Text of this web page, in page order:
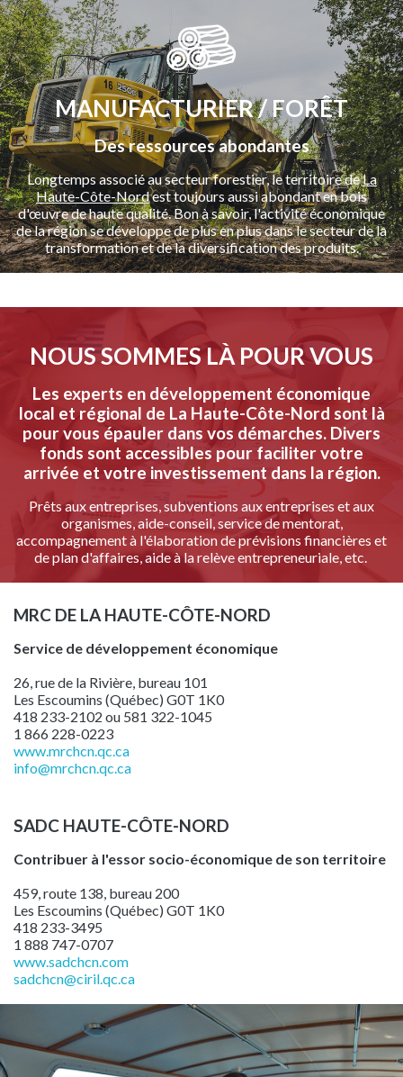
MANUFACTURIER / FORÊT
Des ressources abondantes
Longtemps associé au secteur forestier, le territoire deLa
Haute-Côte-Nordest toujours aussi abondant en bois
d'œuvre de haute qualité. Bon à savoir, l'activité économique
de la région se développe de plus en plus dans le secteur de la
transformation et de la diversification des produits.
NOUS SOMMES LÀ POUR VOUS
Les experts en développement économique
local et régional de La Haute-Côte-Nord sont là
pour vous épauler dans vos démarches. Divers
fonds sont accessibles pour faciliter votre
arrivée et votre investissement dans la région.
Prêts aux entreprises, subventions aux entreprises et aux
organismes, aide-conseil, service de mentorat,
accompagnement à l'élaboration de prévisions financières et
de plan d'affaires, aide à la relève entrepreneuriale, etc.
MRC DE LA HAUTE-CÔTE-NORD
Service de développement économique
26, rue de la Rivière, bureau 101
Les Escoumins (Québec) G0T 1K0
418 233-2102 ou 581 322-1045
1 866 228-0223
www.mrchcn.qc.ca
info@mrchcn.qc.ca
SADC HAUTE-CÔTE-NORD
Contribuer à l'essor socio-économique de son territoire
459, route 138, bureau 200
Les Escoumins (Québec) G0T 1K0
418 233-3495
1 888 747-0707
www.sadchcn.com
sadchcn@ciril.qc.ca